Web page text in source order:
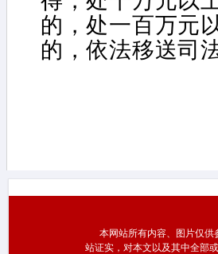
的，处一百万元
的，依法移送司
本网站所有内容、图片仅供
站证实，对本文以及其中全部